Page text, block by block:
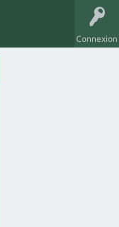
Connexion